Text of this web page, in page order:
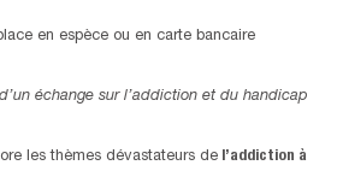
en espèce ou en carte bancaire
échange sur l’addiction et du handicap
les thèmes dévastateurs del’addiction à